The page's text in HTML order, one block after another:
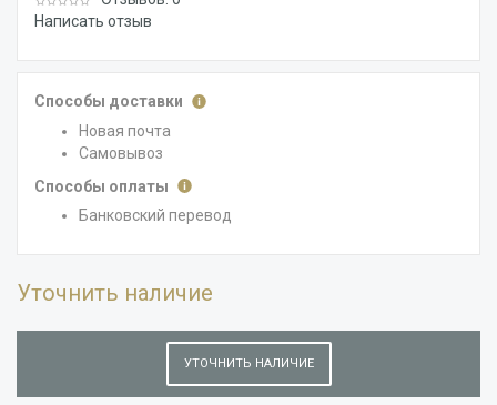
Написать отзыв
Способы доставки
Новая почта
Самовывоз
Способы оплаты
Банковский перевод
Уточнить наличие
УТОЧНИТЬ НАЛИЧИЕ